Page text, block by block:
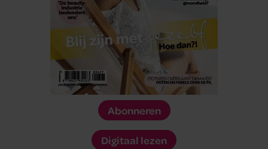
Abonneren
Digitaal lezen